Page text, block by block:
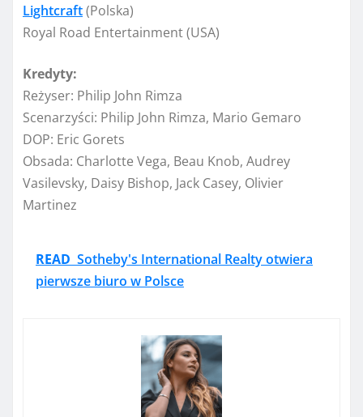
Lightcraft(Polska)
Royal Road Entertainment (USA)
Kredyty:
Reżyser: Philip John Rimza
Scenarzyści: Philip John Rimza, Mario Gemaro
DOP: Eric Gorets
Obsada: Charlotte Vega, Beau Knob, Audrey
Vasilevsky, Daisy Bishop, Jack Casey, Olivier
Martinez
READ Sotheby's International Realty otwiera
pierwsze biuro w Polsce